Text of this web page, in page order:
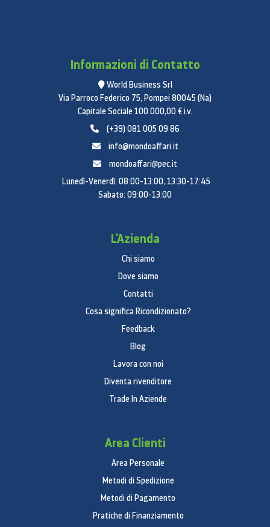
Informazioni di Contatto
World Business Srl
Via Parroco Federico 75, Pompei 80045 (Na)
Capitale Sociale 100.000,00 € i.v.
(+39) 081 005 09 86
info@mondoaffari.it
mondoaffari@pec.it
Lunedì-Venerdì: 08:00-13:00, 13:30-17:45
Sabato: 09:00-13:00
L'Azienda
Chi siamo
Dove siamo
Contatti
Cosa significa Ricondizionato?
Feedback
Blog
Lavora con noi
Diventa rivenditore
Trade In Aziende
Area Clienti
Area Personale
Metodi di Spedizione
Metodi di Pagamento
Pratiche di Finanziamento